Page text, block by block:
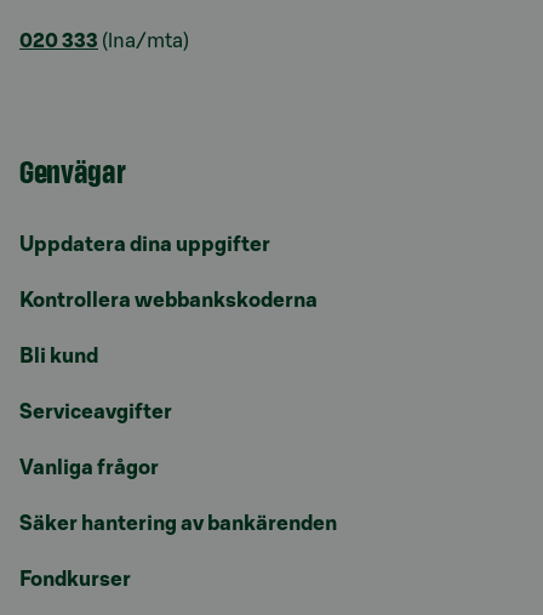
020 333 (lna/mta)
Genvägar
Uppdatera dina uppgifter
Kontrollera webbankskoderna
Bli kund
Serviceavgifter
Vanliga frågor
Säker hantering av bankärenden
Fondkurser